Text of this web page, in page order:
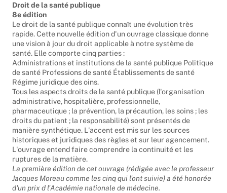
Droit de la santé publique
8e édition
Le droit de la santé publique connaît une évolution très
rapide. Cette nouvelle édition d'un ouvrage classique donne
une vision à jour du droit applicable à notre système de
santé. Elle comporte cinq parties :
Administrations et institutions de la santé publique Politique
de santé Professions de santé Établissements de santé
Régime juridique des oins.
Tous les aspects droits de la santé publique (l'organisation
administrative, hospitalière, professionnelle,
pharmaceutique ; la prévention, la précaution, les soins ; les
droits du patient ; la responsabilité) sont présentés de
manière synthétique. L'accent est mis sur les sources
historiques et juridiques des règles et sur leur agencement.
L'ouvrage entend faire comprendre la continuité et les
ruptures de la matière.
La première édition de cet ouvrage (rédigée avec le professeur
Jacques Moreau comme les cinq qui l'ont suivie) a été honorée
d'un prix d l'Académie nationale de médecine.